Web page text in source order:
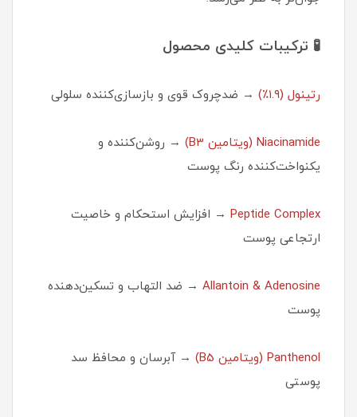
🧪 ترکیبات کلیدی محصول
رتینول (۱.۹٪) → ضدچروک قوی و بازسازی‌کننده سلولی
Niacinamide (ویتامین B3)
→ روشن‌کننده و
یکنواخت‌کننده رنگ پوست
Peptide Complex → افزایش استحکام و خاصیت
ارتجاعی پوست
Allantoin & Adenosine → ضد التهاب و تسکین‌دهنده
پوست
Panthenol (ویتامین B5)
→ آبرسان و محافظ سد
پوستی